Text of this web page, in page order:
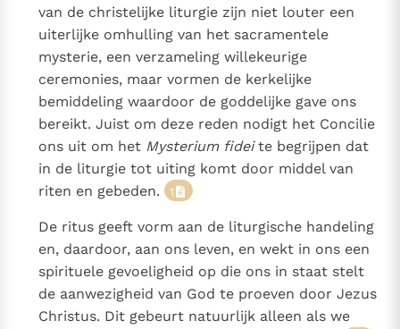
Paus spreekt het Wereldvoedselprogramma toe
Paus Leo XIV in Pavia: "De stad is zowel een gave als
een taak"
Paus in Pavia: St. Augustinus toont ons de noodzaak om
"naar het innerlijk" toe te keren.
RK Documenten stelt heel veel belangrijke
kerkelijke documenten van de Rooms
Katholieke Kerk in het Nederlands beschikbaar
en is volledig afhankelijk van donaties.
Ik help mee!
van de christelijke liturgie zijn niet louter een
uiterlijke omhulling van het sacramentele
mysterie, een verzameling willekeurige
ceremonies, maar vormen de kerkelijke
bemiddeling waardoor de goddelijke gave ons
bereikt. Juist om deze reden nodigt het Concilie
ons uit om het Mysterium fideite begrijpen dat
in de liturgie tot uiting komt door middel van
riten en gebeden.
1
De ritus geeft vorm aan de liturgische handeling
en, daardoor, aan ons leven, en wekt in ons een
spirituele gevoeligheid op die ons in staat stelt
de aanwezigheid van God te proeven door Jezus
Christus. Dit gebeurt natuurlijk alleen als we